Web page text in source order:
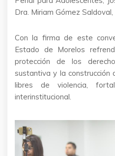
Dra. Miriam Gómez
Con la firma de este
Estado de Morelos
protección de los
sustantiva y la construcción
libres de violencia,
interinstitucional.